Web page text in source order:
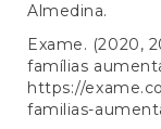
Almedina.
Exame. (2020,
famílias
https://
familias-